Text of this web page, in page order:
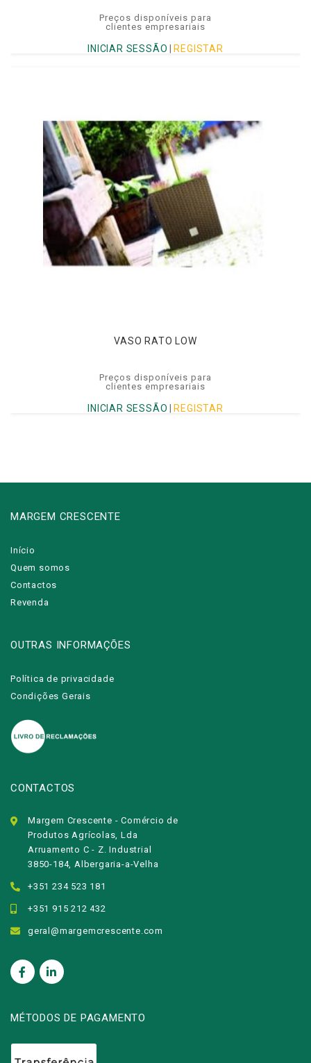
Preços disponíveis para
clientes empresariais
INICIAR SESSÃO |REGISTAR
VASO RATO LOW
Preços disponíveis para
clientes empresariais
INICIAR SESSÃO |REGISTAR
MARGEM CRESCENTE
Início
Quem somos
Contactos
Revenda
OUTRAS INFORMAÇÕES
Política de privacidade
Condições Gerais
CONTACTOS
Margem Crescente - Comércio de
Produtos Agrícolas, Lda
Arruamento C - Z. Industrial
3850-184, Albergaria-a-Velha
+351 234 523 181
+351 915 212 432
geral@margemcrescente.com
MÉTODOS DE PAGAMENTO